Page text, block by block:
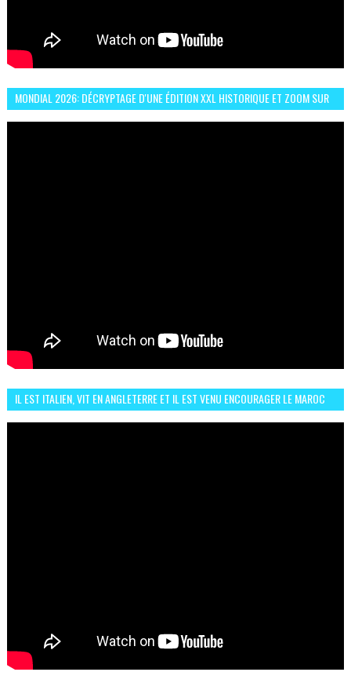
MONDIAL 2026: DÉCRYPTAGE D'UNE ÉDITION XXL HISTORIQUE ET ZOOM SUR
IL EST ITALIEN, VIT EN ANGLETERRE ET IL EST VENU ENCOURAGER LE MAROC